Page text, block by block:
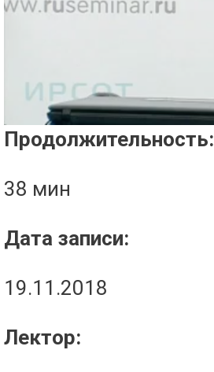
Продолжительность:
38 мин
Дата записи:
19.11.2018
Лектор: